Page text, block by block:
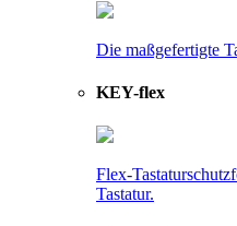
Die maßgefertigte
KEY-flex
Flex-
Tastatur.